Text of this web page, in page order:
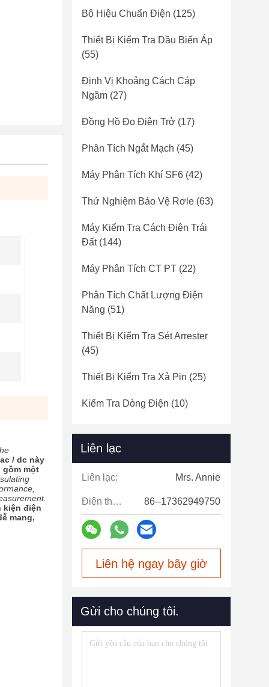
/ dc này
gồm một
kiện điện
mang,
Bộ Hiệu Chuẩn Điện (125)
Thiết Bị Kiểm Tra Dầu Biến Áp
(55)
Định Vị Khoảng Cách Cáp
Ngầm (27)
Đồng Hồ Đo Điện Trở (17)
Phân Tích Ngắt Mạch (45)
Máy Phân Tích Khí SF6 (42)
Thử Nghiệm Bảo Vệ Rơle (63)
Máy Kiểm Tra Cách Điện Trái
Đất(144)
Máy Phân Tích CT PT (22)
Phân Tích Chất Lượng Điện
Năng (51)
Thiết Bị Kiểm Tra Sét Arrester
(45)
Thiết Bị Kiểm Tra Xả Pin (25)
Kiểm Tra Dòng Điện (10)
Liên lạc
Liên lạc: Mrs. Annie
Điện thoại: 86--17362949750
Liên hệ ngay bây giờ
Gửi cho chúng tôi.